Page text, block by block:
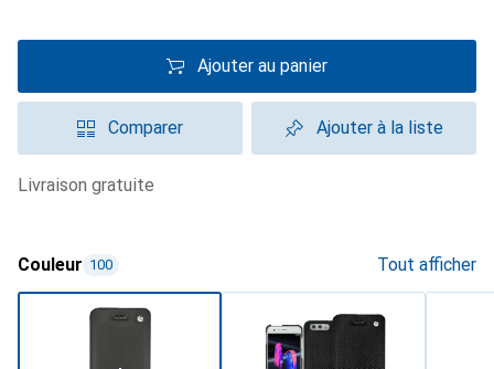
Ajouter au panier
Comparer Ajouter à la liste
livraison gratuite
Couleur 100 Tout afficher